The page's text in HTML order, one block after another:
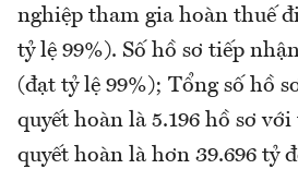
nghiệp tham gia hoàn thuế
tỷ lệ 99%). Số hồ sơ tiếp
(đạt tỷ lệ 99%); Tổng số hồ
quyết hoàn là 5.196 hồ sơ
quyết hoàn là hơn 39.696 tỷ